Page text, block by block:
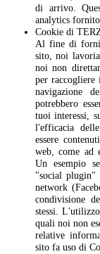
di arrivo.
analytics
Cookie di
Al fine di
sito, noi
noi non
per raccogliere
navigazione
potrebbero
tuoi interessi,
l'efficacia
essere
web, come ad
Un esempio
"social plugin"
network
condivisione
stessi.
quali noi non
relative
sito fa uso di